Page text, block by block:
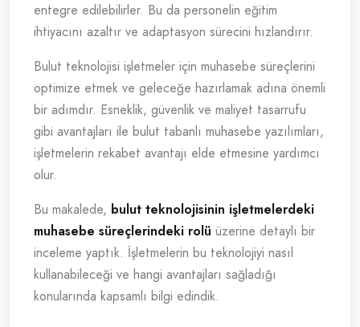
entegre edilebilirler. Bu da personelin eğitim
ihtiyacını azaltır ve adaptasyon sürecini hızlandırır.
Bulut teknolojisi işletmeler için muhasebe süreçlerini
optimize etmek ve geleceğe hazırlamak adına önemli
bir adımdır. Esneklik, güvenlik ve maliyet tasarrufu
gibi avantajları ile bulut tabanlı muhasebe yazılımları,
işletmelerin rekabet avantajı elde etmesine yardımcı
olur.
Bu makalede, bulut teknolojisinin işletmelerdeki
muhasebe süreçlerindeki rolü üzerine detaylı bir
inceleme yaptık. İşletmelerin bu teknolojiyi nasıl
kullanabileceği ve hangi avantajları sağladığı
konularında kapsamlı bilgi edindik.